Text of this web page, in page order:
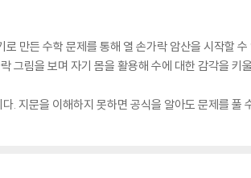
만든 수학 문제를 통해 열 손가락 암산을 시작할
그림을 보며 자기 몸을 활용해 수에 대한 감각을 키
지문을 이해하지 못하면 공식을 알아도 문제를 풀